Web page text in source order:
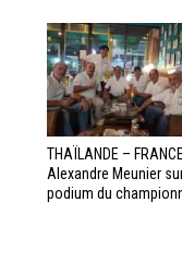
THAÏLANDE –
Alexandre Meunier
podium du